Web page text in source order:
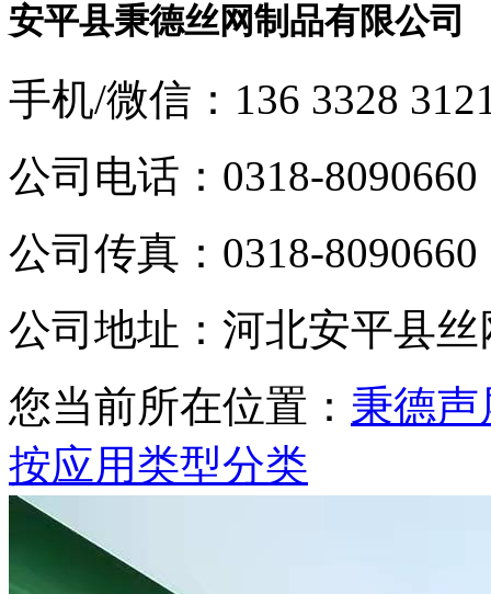
安平县秉德丝网制品有限公司
手机/微信： 136 3328
公司电话： 0318-8090660
公司传真： 0318-8090660
公司地址： 河北安平县
您当前所在位置： 秉德
按应用类型分类